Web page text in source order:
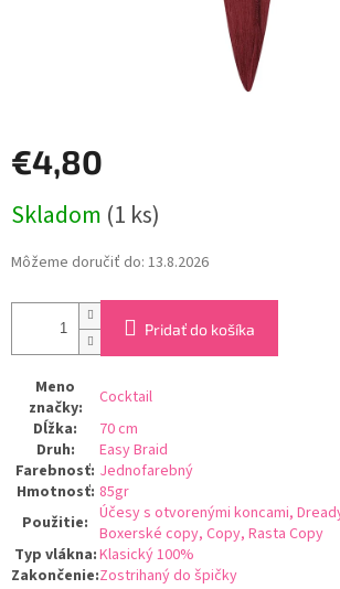
€4,80
cena:
Skladom (1 ks)
Môžeme doručiť do: 13.8.2026
Pridať do košíka
Meno
značky:
Cocktail
Dĺžka:
70 cm
Druh:
Easy Braid
Farebnosť: Jednofarebný
Hmotnosť: 85gr
Použitie: Účesy s otvorenými koncami,
Boxerské copy, Copy, Rasta Copy
Typ vlákna:Klasický 100%
Zakončenie:Zostrihaný do špičky